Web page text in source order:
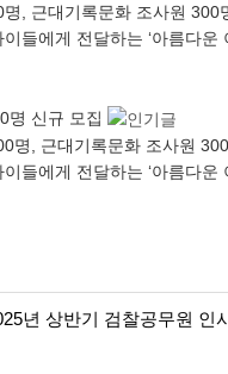
명, 근대기록문화 조사원
들에게 전달하는 ‘아름다
명 신규 모집
명, 근대기록문화 조사원
들에게 전달하는 ‘아름다
년 상반기 검찰공무원 인